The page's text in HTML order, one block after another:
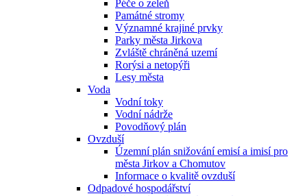
Péče o zeleň
Památné stromy
Významné krajiné prvky
Parky města Jirkova
Zvláště chráněná uzemí
Rorýsi a netopýři
Lesy města
Voda
Vodní toky
Vodní nádrže
Povodňový plán
Ovzduší
Územní plán snižování emisí a imisí pro
města Jirkov a Chomutov
Informace o kvalitě ovzduší
Odpadové hospodářství